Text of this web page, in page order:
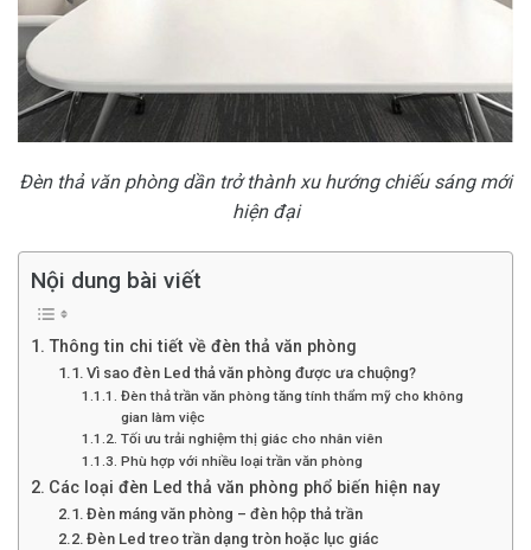
Đèn thả văn phòng dần trở thành xu hướng chiếu sáng mới
hiện đại
Nội dung bài viết
Thông tin chi tiết về đèn thả văn phòng
Vì sao đèn Led thả văn phòng được ưa chuộng?
Đèn thả trần văn phòng tăng tính thẩm mỹ cho không
gian làm việc
Tối ưu trải nghiệm thị giác cho nhân viên
Phù hợp với nhiều loại trần văn phòng
Các loại đèn Led thả văn phòng phổ biến hiện nay
Đèn máng văn phòng – đèn hộp thả trần
Đèn Led treo trần dạng tròn hoặc lục giác